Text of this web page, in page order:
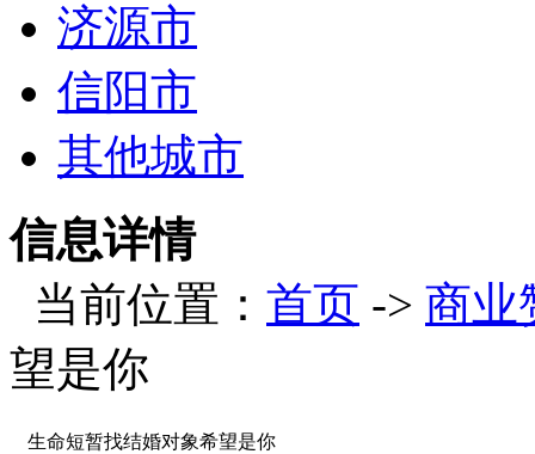
济源市
信阳市
其他城市
信息详情
当前位置： 首页 -> 商业
望是你
生命短暂找结婚对象希望是你